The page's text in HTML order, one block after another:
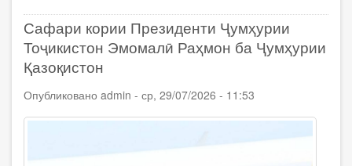
Ҷумҳурии
Тоҷикистон
Эмомалӣ
вориди
Остонаи
Ҷумҳурии
Сафари кории Президенти Ҷумҳурии
Тоҷикистон Эмомалӣ Раҳмон ба Ҷумҳурии
Қазоқистон
Опубликовано admin - ср, 29/07/2026 - 11:53